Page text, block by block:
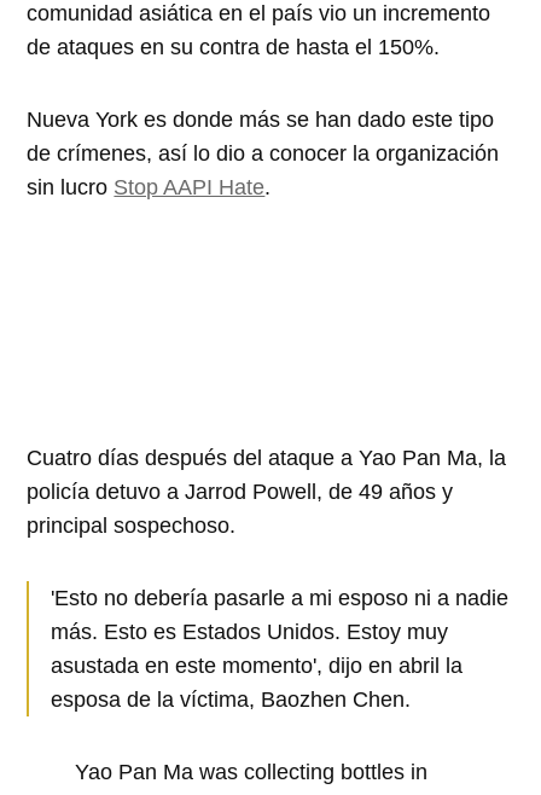
comunidad asiática en el país vio un incremento
de ataques en su contra de hasta el 150%.
Nueva York es donde más se han dado este tipo
de crímenes, así lo dio a conocer la organización
sin lucro Stop AAPI Hate.
Cuatro días después del ataque a Yao Pan Ma, la
policía detuvo a Jarrod Powell, de 49 años y
principal sospechoso.
'Esto no debería pasarle a mi esposo ni a nadie
más. Esto es Estados Unidos. Estoy muy
asustada en este momento', dijo en abril la
esposa de la víctima, Baozhen Chen.
Yao Pan Ma was collecting bottles in